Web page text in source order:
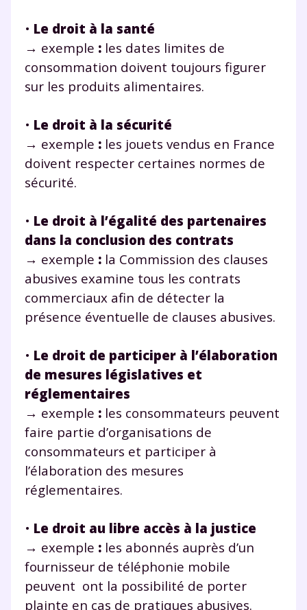
• Le droit à la santé
→ exemple : les dates limites de
consommation doivent toujours figurer
sur les produits alimentaires.
• Le droit à la sécurité
→ exemple : les jouets vendus en France
doivent respecter certaines normes de
sécurité.
• Le droit à l’égalité des partenaires
dans la conclusion des contrats
→ exemple : la Commission des clauses
abusives examine tous les contrats
commerciaux afin de détecter la
présence éventuelle de clauses abusives.
• Le droit de participer à l’élaboration
de mesures législatives et
réglementaires
→ exemple : les consommateurs peuvent
faire partie d’organisations de
consommateurs et participer à
l’élaboration des mesures
réglementaires.
• Le droit au libre accès à la justice
→ exemple : les abonnés auprès d’un
fournisseur de téléphonie mobile
peuvent ont la possibilité de porter
plainte en cas de pratiques abusives.